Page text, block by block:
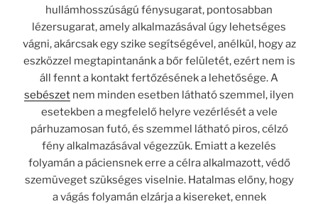
hullámhosszúságú fénysugarat, pontosabban
lézersugarat, amely alkalmazásával úgy lehetséges
vágni, akárcsak egy szike segítségével, anélkül, hogy az
eszközzel megtapintanánk a bőr felületét, ezért nem is
áll fennt a kontakt fertőzésének a lehetősége. A
sebészet nem minden esetben látható szemmel, ilyen
esetekben a megfelelő helyre vezérlését a vele
párhuzamosan futó, és szemmel látható piros, célzó
fény alkalmazásával végezzük. Emiatt a kezelés
folyamán a páciensnek erre a célra alkalmazott, védő
szemüveget szükséges viselnie. Hatalmas előny, hogy
a vágás folyamán elzárja a kisereket, ennek